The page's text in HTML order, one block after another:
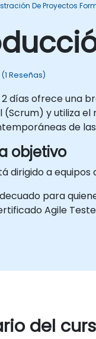
De Proyectos
(1 Reseñas)
2 días ofrece una
(Scrum) y utiliza
de
objetivo
dirigido a
para
Agile
del